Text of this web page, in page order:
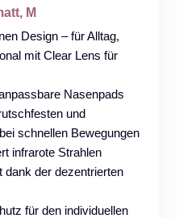
M
Design – für Alltag,
mit Clear Lens für
Nasenpads
und
schnellen Bewegungen
infrarote Strahlen
dank der dezentrierten
für den individuellen